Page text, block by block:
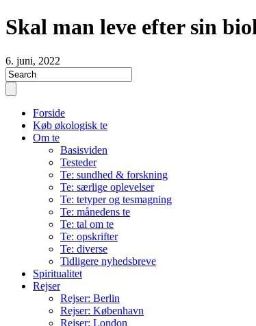
Skal man leve efter sin
6. juni, 2022
Forside
Køb økologisk te
Om te
Basisviden
Testeder
Te: sundhed & forskning
Te: særlige oplevelser
Te: tetyper og tesmagning
Te: månedens te
Te: tal om te
Te: opskrifter
Te: diverse
Tidligere nyhedsbreve
Spiritualitet
Rejser
Rejser: Berlin
Rejser: København
Rejser: London